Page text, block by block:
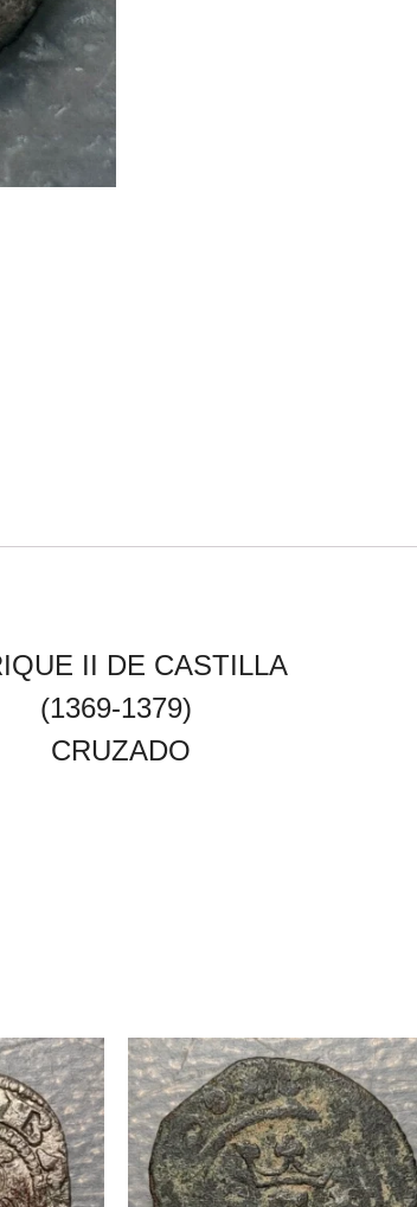
II DE CASTILLA
(1369-1379)
CRUZADO